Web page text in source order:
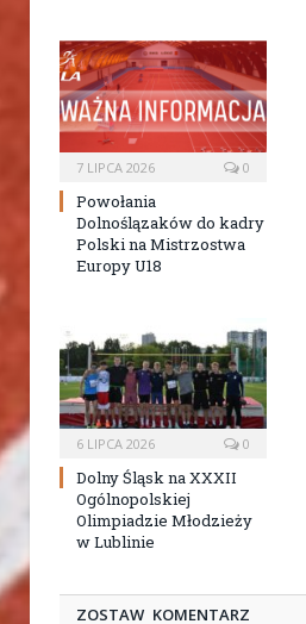
7 LIPCA 2026 0
Powołania
Dolnoślązaków do kadry
Polski na Mistrzostwa
Europy U18
6 LIPCA 2026 0
Dolny Śląsk na XXXII
Ogólnopolskiej
Olimpiadzie Młodzieży
w Lublinie
ZOSTAW KOMENTARZ